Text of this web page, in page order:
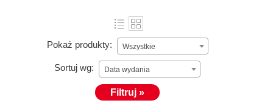
Pokaż produkty: Wszystkie
Sortuj wg: Data wydania
Filtruj »